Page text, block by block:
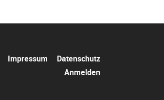
Impressum
Datenschutz
Anmelden